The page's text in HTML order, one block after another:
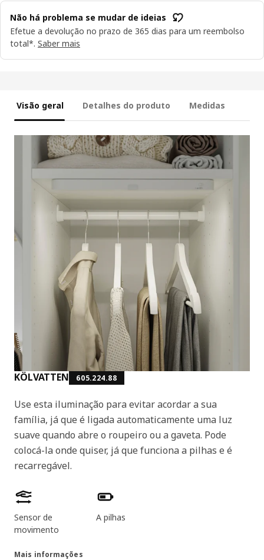
Não há problema se mudar de ideias
Efetue a devolução no prazo de 365 dias para um reembolso
total*. Saber mais
Visão geral Detalhes do produto Medidas
KÖLVATTEN 605.224.88
Use esta iluminação para evitar acordar a sua
família, já que é ligada automaticamente uma luz
suave quando abre o roupeiro ou a gaveta. Pode
colocá-la onde quiser, já que funciona a pilhas e é
recarregável.
Características dos produtos
Sensor de
movimento
A pilhas
Mais informações